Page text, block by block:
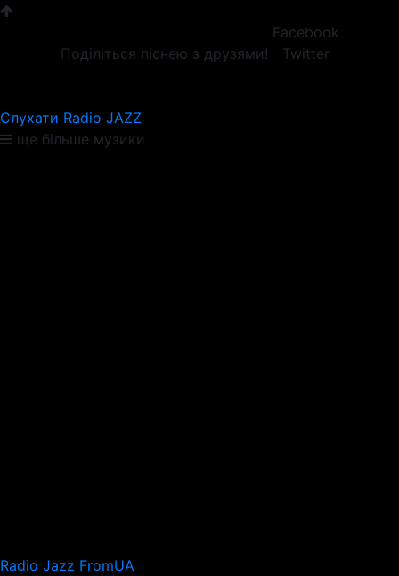
Поділіться піснею з друзями!
Facebook
Twitter
Слухати Radio JAZZ
ще більше музики
Radio Jazz FromUA